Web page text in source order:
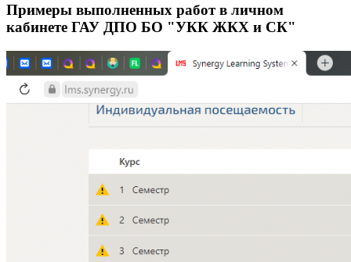
Примеры выполненных работ в личном
кабинете ГАУ ДПО БО "УКК ЖКХ и СК"